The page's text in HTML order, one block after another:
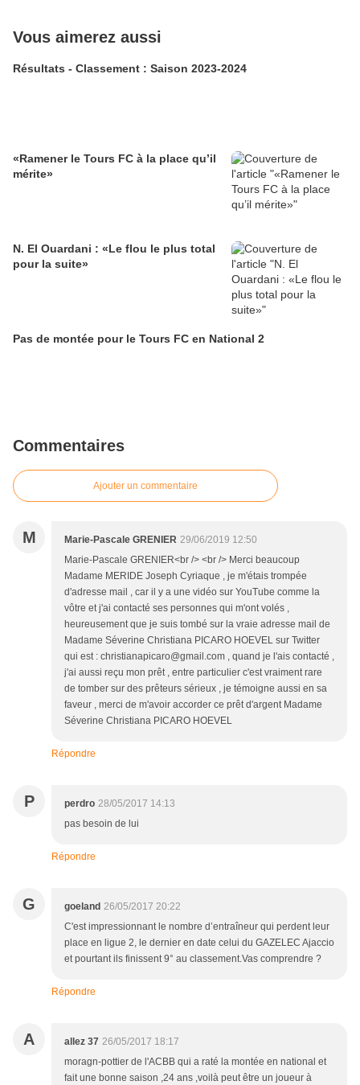
Vous aimerez aussi
Résultats - Classement : Saison 2023-2024
«Ramener le Tours FC à la place qu’il
mérite»
N. El Ouardani : «Le flou le plus total
pour la suite»
Pas de montée pour le Tours FC en National 2
Commentaires
Ajouter un commentaire
M Marie-Pascale GRENIER 29/06/2019 12:50
Marie-Pascale GRENIER<br /> <br /> Merci beaucoup
Madame MERIDE Joseph Cyriaque , je m'étais trompée
d'adresse mail , car il y a une vidéo sur YouTube comme la
vôtre et j'ai contacté ses personnes qui m'ont volés ,
heureusement que je suis tombé sur la vraie adresse mail de
Madame Séverine Christiana PICARO HOEVEL sur Twitter
qui est : christianapicaro@gmail.com , quand je l'ais contacté ,
j'ai aussi reçu mon prêt , entre particulier c'est vraiment rare
de tomber sur des prêteurs sérieux , je témoigne aussi en sa
faveur , merci de m'avoir accorder ce prêt d'argent Madame
Séverine Christiana PICARO HOEVEL
Répondre
P perdro 28/05/2017 14:13
pas besoin de lui
Répondre
G goeland 26/05/2017 20:22
C'est impressionnant le nombre d’entraîneur qui perdent leur
place en ligue 2, le dernier en date celui du GAZELEC Ajaccio
et pourtant ils finissent 9° au classement.Vas comprendre ?
Répondre
A allez 37 26/05/2017 18:17
moragn-pottier de l'ACBB qui a raté la montée en national et
fait une bonne saison ,24 ans ,voilà peut être un joueur à